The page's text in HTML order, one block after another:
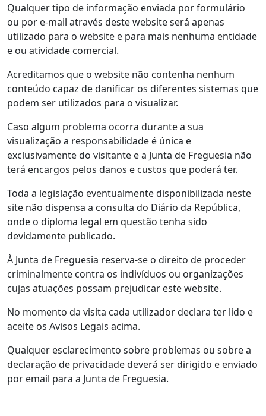
Qualquer tipo de informação enviada por formulário
ou por e-mail através deste website será apenas
utilizado para o website e para mais nenhuma entidade
e ou atividade comercial.
Acreditamos que o website não contenha nenhum
conteúdo capaz de danificar os diferentes sistemas que
podem ser utilizados para o visualizar.
Caso algum problema ocorra durante a sua
visualização a responsabilidade é única e
exclusivamente do visitante e a Junta de Freguesia não
terá encargos pelos danos e custos que poderá ter.
Toda a legislação eventualmente disponibilizada neste
site não dispensa a consulta do Diário da República,
onde o diploma legal em questão tenha sido
devidamente publicado.
À Junta de Freguesia reserva-se o direito de proceder
criminalmente contra os indivíduos ou organizações
cujas atuações possam prejudicar este website.
No momento da visita cada utilizador declara ter lido e
aceite os Avisos Legais acima.
Qualquer esclarecimento sobre problemas ou sobre a
declaração de privacidade deverá ser dirigido e enviado
por email para a Junta de Freguesia.